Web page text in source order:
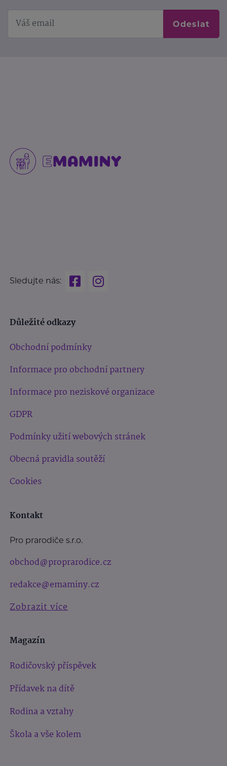
Odeslat
Sledujte nás:
Důležité odkazy
Obchodní podmínky
Informace pro obchodní partnery
Informace pro neziskové organizace
GDPR
Podmínky užití webových stránek
Obecná pravidla soutěží
Cookies
Kontakt
Pro prarodiče s.r.o.
obchod@proprarodice.cz
redakce@emaminy.cz
Zobrazit více
Magazín
Rodičovský příspěvek
Přídavek na dítě
Rodina a vztahy
Škola a vše kolem